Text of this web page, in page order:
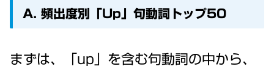
A. 頻出度別「Up」句動詞トップ50
まずは、「up」を含む句動詞の中から、